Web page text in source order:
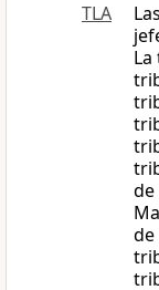
TLA
de
de